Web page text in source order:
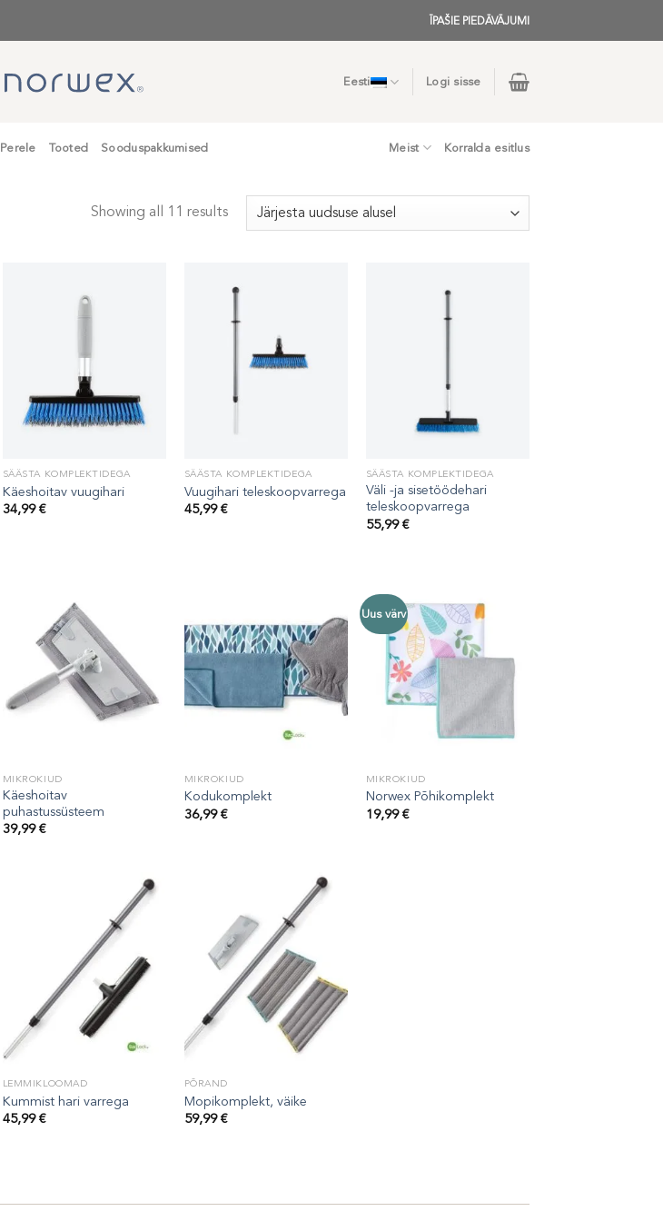
ĪPAŠIE PIEDĀVĀJUMI
Eesti Logi sisse
Perele Tooted Sooduspakkumised Meist Korralda esitlus
Showing all 11 results
SÄÄSTA KOMPLEKTIDEGA
Käeshoitav vuugihari
34,99€
SÄÄSTA KOMPLEKTIDEGA
Vuugihari teleskoopvarrega
45,99€
SÄÄSTA KOMPLEKTIDEGA
Väli -ja sisetöödehari
teleskoopvarrega
55,99€
MIKROKIUD
Käeshoitav
puhastussüsteem
39,99€
MIKROKIUD
Kodukomplekt
36,99€
Uus värv
MIKROKIUD
Norwex Põhikomplekt
19,99€
LEMMIKLOOMAD
Kummist hari varrega
45,99€
PÕRAND
Mopikomplekt, väike
59,99€